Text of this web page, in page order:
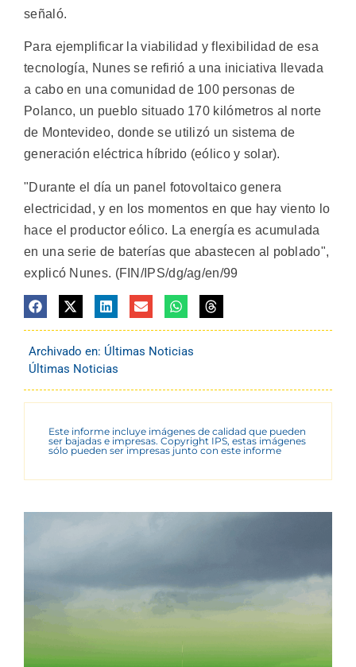
señaló.
Para ejemplificar la viabilidad y flexibilidad de esa
tecnología, Nunes se refirió a una iniciativa llevada
a cabo en una comunidad de 100 personas de
Polanco, un pueblo situado 170 kilómetros al norte
de Montevideo, donde se utilizó un sistema de
generación eléctrica híbrido (eólico y solar).
"Durante el día un panel fotovoltaico genera
electricidad, y en los momentos en que hay viento lo
hace el productor eólico. La energía es acumulada
en una serie de baterías que abastecen al poblado",
explicó Nunes. (FIN/IPS/dg/ag/en/99
Archivado en: Últimas Noticias
Últimas Noticias
Este informe incluye imágenes de calidad que pueden
ser bajadas e impresas. Copyright IPS, estas imágenes
sólo pueden ser impresas junto con este informe